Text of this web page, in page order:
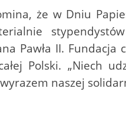
że w Dniu
Pawła II.
Polski. „Niech
naszej